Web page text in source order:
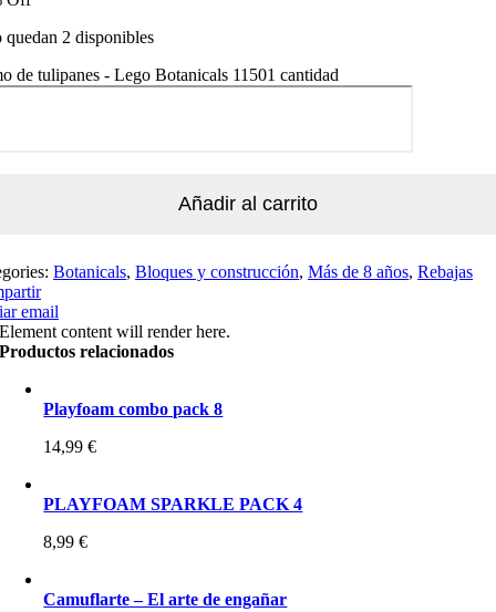
quedan 2 disponibles
de tulipanes - Lego Botanicals 11501 cantidad
Añadir al carrito
Botanicals, Bloques y construcción, Más de 8 años, Rebajas
email
Element content will render here.
Productos relacionados
Playfoam combo pack 8
14,99€
PLAYFOAM SPARKLE PACK 4
8,99€
Camuflarte – El arte de engañar